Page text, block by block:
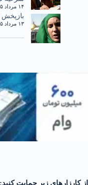
۱۴ مرداد ۱۴۰۵
بازپخش
۱۳ مرداد ۱۴۰۵
از کارزارهای زیر حمایت کنید: